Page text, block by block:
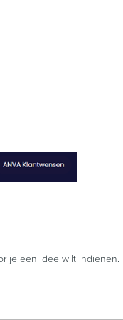
je een idee wilt indienen.